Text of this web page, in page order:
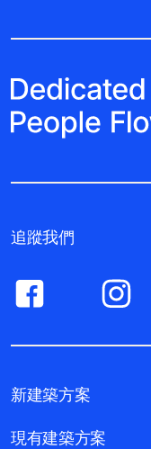
追蹤我們
新建築方案
現有建築方案